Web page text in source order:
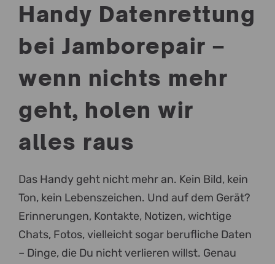
Handy Datenrettung
bei Jamborepair –
wenn nichts mehr
geht, holen wir
alles raus
Das Handy geht nicht mehr an. Kein Bild, kein
Ton, kein Lebenszeichen. Und auf dem Gerät?
Erinnerungen, Kontakte, Notizen, wichtige
Chats, Fotos, vielleicht sogar berufliche Daten
– Dinge, die Du nicht verlieren willst. Genau